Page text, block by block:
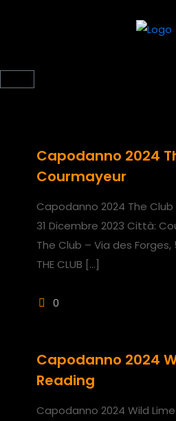
Capodanno 2024
Courmayeur
Capodanno 2024 The
31 Dicembre 2023 Città:
The Club – Via des Forges,
THE CLUB […]
0
Capodanno 2024
Reading
Capodanno 2024 Wild